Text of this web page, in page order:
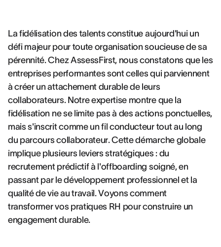
La fidélisation des talents constitue aujourd'hui un
défi majeur pour toute organisation soucieuse de sa
pérennité. Chez AssessFirst, nous constatons que les
entreprises performantes sont celles qui parviennent
à créer un attachement durable de leurs
collaborateurs. Notre expertise montre que la
fidélisation ne se limite pas à des actions ponctuelles,
mais s'inscrit comme un fil conducteur tout au long
du parcours collaborateur. Cette démarche globale
implique plusieurs leviers stratégiques : du
recrutement prédictif à l'offboarding soigné, en
passant par le développement professionnel et la
qualité de vie au travail. Voyons comment
transformer vos pratiques RH pour construire un
engagement durable.